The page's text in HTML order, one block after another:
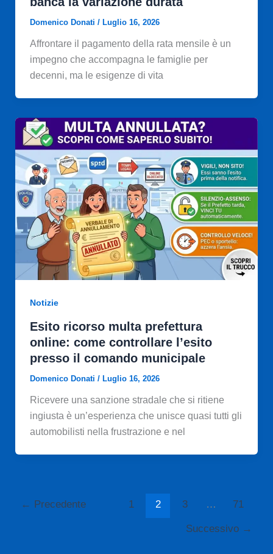
Domenico Donati / Luglio 16, 2026
Affrontare il pagamento della rata mensile è un
impegno che accompagna le famiglie per
decenni, ma le esigenze di vita
Notizie
Esito ricorso multa prefettura
online: come controllare l’esito
presso il comando municipale
Domenico Donati / Luglio 16, 2026
Ricevere una sanzione stradale che si ritiene
ingiusta è un’esperienza che unisce quasi tutti gli
automobilisti nella frustrazione e nel
← Precedente 1 2 3 … 71
Successivo →